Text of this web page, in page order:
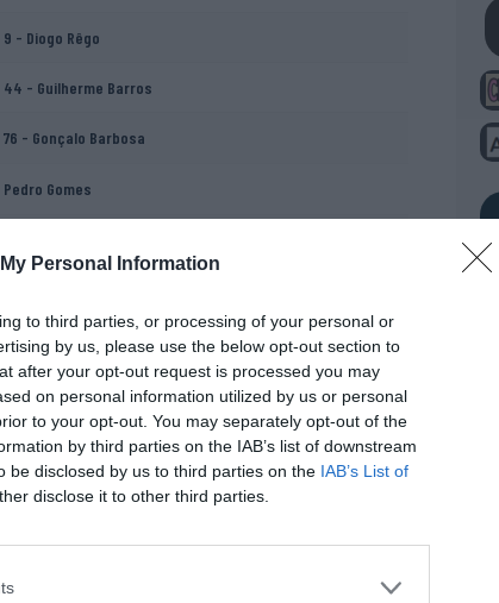
Personal Information
to third parties, or processing of your personal or
by us, please use the below opt-out section to
after your opt-out request is processed you may
on personal information utilized by us or personal
to your opt-out. You may separately opt-out of the
by third parties on the IAB’s list of downstream
be disclosed by us to third parties on the IAB’s List of
disclose it to other third parties.
9 - Diogo Rêgo
44 - Guilherme Barros
76 - Gonçalo Barbosa
Pedro Gomes
adjunto)